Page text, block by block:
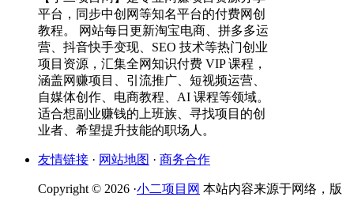
平台，同步中创网等知名平台的付费网创
教程。 网站每日更新淘宝电商、拼多多运
营、抖音快手变现、SEO 技术等热门创业
项目资源，汇集全网知识付费 VIP 课程，
涵盖网赚项目、引流推广、短视频运营、
自媒体创作、电商教程、AI 课程等领域。
适合想副业赚钱的上班族、寻找项目的创
业者、希望提升技能的职场人。
友情链接 · 网站地图 · 商务合作
Copyright © 2026 ·小二项目网 本站内容来源于网络，版